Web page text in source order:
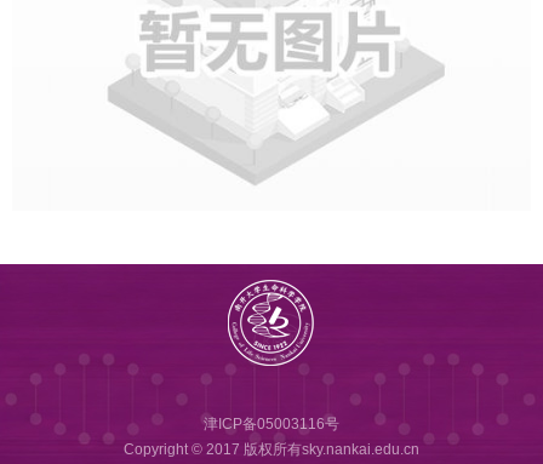
津ICP备05003116号
Copyright © 2017 版权所有sky.nankai.edu.cn